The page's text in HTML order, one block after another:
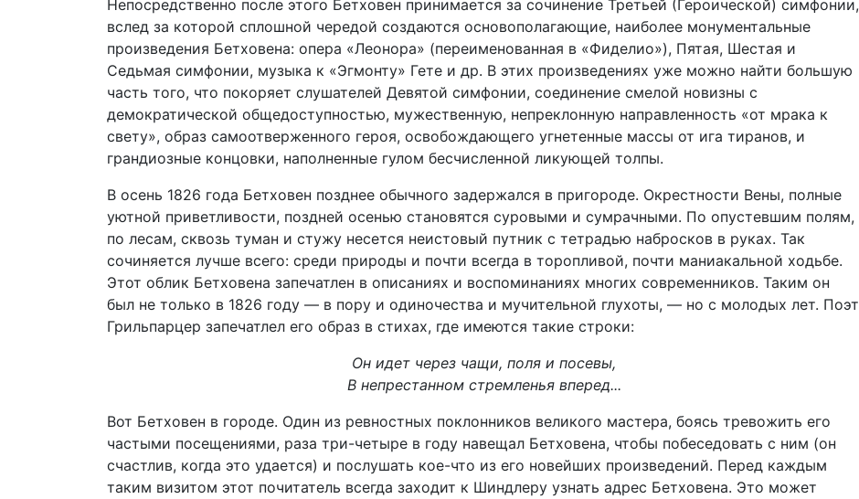
Непосредственно после этого Бетховен принимается за сочинение Третьей (Героической) симфонии,
вслед за которой сплошной чередой создаются основополагающие, наиболее монументальные
произведения Бетховена: опера «Леонора» (переименованная в «Фиделио»), Пятая, Шестая и
Седьмая симфонии, музыка к «Эгмонту» Гете и др. В этих произведениях уже можно найти большую
часть того, что покоряет слушателей Девятой симфонии, соединение смелой новизны с
демократической общедоступностью, мужественную, непреклонную направленность «от мрака к
свету», образ самоотверженного героя, освобождающего угнетенные массы от ига тиранов, и
грандиозные концовки, наполненные гулом бесчисленной ликующей толпы.
В осень 1826 года Бетховен позднее обычного задержался в пригороде. Окрестности Вены, полные
уютной приветливости, поздней осенью становятся суровыми и сумрачными. По опустевшим полям,
по лесам, сквозь туман и стужу несется неистовый путник с тетрадью набросков в руках. Так
сочиняется лучше всего: среди природы и почти всегда в торопливой, почти маниакальной ходьбе.
Этот облик Бетховена запечатлен в описаниях и воспоминаниях многих современников. Таким он
был не только в 1826 году — в пору и одиночества и мучительной глухоты, — но с молодых лет. Поэт
Грильпарцер запечатлел его образ в стихах, где имеются такие строки:
Он идет через чащи, поля и посевы,
В непрестанном стремленья вперед...
Вот Бетховен в городе. Один из ревностных поклонников великого мастера, боясь тревожить его
частыми посещениями, раза три-четыре в году навещал Бетховена, чтобы побеседовать с ним (он
счастлив, когда это удается) и послушать кое-что из его новейших произведений. Перед каждым
таким визитом этот почитатель всегда заходит к Шиндлеру узнать адрес Бетховена. Это может